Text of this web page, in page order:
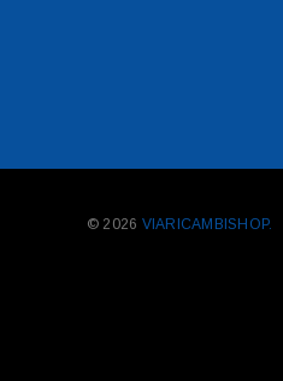
© 2026 VIARICAMBISHOP.